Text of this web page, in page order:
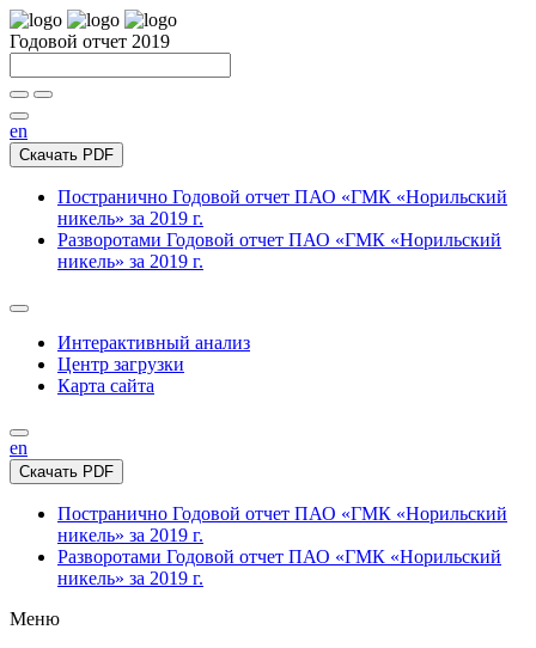
Годовой отчет 2019
en
Скачать PDF
Постранично Годовой отчет ПАО «ГМК «Норильский
никель» за 2019 г.
Разворотами Годовой отчет ПАО «ГМК «Норильский
никель» за 2019 г.
Интерактивный анализ
Центр загрузки
Карта сайта
en
Скачать PDF
Постранично Годовой отчет ПАО «ГМК «Норильский
никель» за 2019 г.
Разворотами Годовой отчет ПАО «ГМК «Норильский
никель» за 2019 г.
Меню